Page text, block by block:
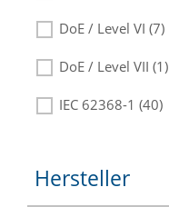
DoE / Level VI (7)
DoE / Level VII (1)
IEC 62368-1 (40)
Hersteller